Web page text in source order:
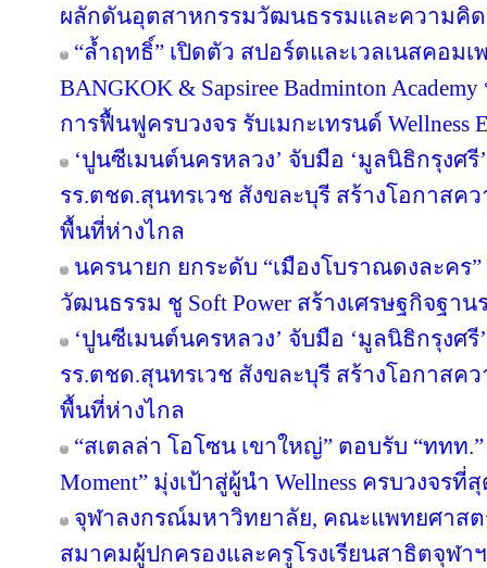
ผลักดันอุตสาหกรรมวัฒนธรรมและความคิด
“ล้ำฤทธิ์” เปิดตัว สปอร์ตและเวลเนสคอม
BANGKOK & Sapsiree Badminton
การฟื้นฟูครบวงจร รับเมกะเทรนด์ Wellness
‘ปูนซีเมนต์นครหลวง’ จับมือ ‘มูลนิธิกรุงศรี
รร.ตชด.สุนทรเวช สังขละบุรี สร้างโอกาสค
พื้นที่ห่างไกล
นครนายก ยกระดับ “เมืองโบราณดงละคร
วัฒนธรรม ชู Soft Power สร้างเศรษฐกิจฐา
‘ปูนซีเมนต์นครหลวง’ จับมือ ‘มูลนิธิกรุงศรี
รร.ตชด.สุนทรเวช สังขละบุรี สร้างโอกาสค
พื้นที่ห่างไกล
“สเตลล่า โอโซน เขาใหญ่” ตอบรับ “ททท.”
Moment” มุ่งเป้าสู่ผู้นำ Wellness ครบวงจร
จุฬาลงกรณ์มหาวิทยาลัย, คณะแพทยศาส
สมาคมผู้ปกครองและครูโรงเรียนสาธิตจุฬา